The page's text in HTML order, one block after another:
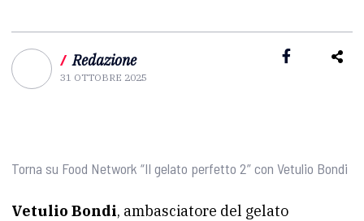
/ Redazione
31 OTTOBRE 2025
Torna su Food Network “Il gelato perfetto 2” con Vetulio Bondi
Vetulio Bondi, ambasciatore del gelato